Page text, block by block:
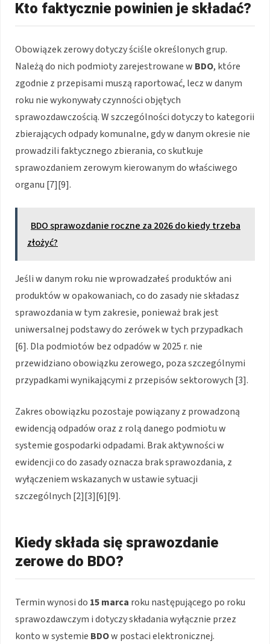
Kto faktycznie powinien je składać?
Obowiązek zerowy dotyczy ściśle określonych grup.
Należą do nich podmioty zarejestrowane w BDO, które
zgodnie z przepisami muszą raportować, lecz w danym
roku nie wykonywały czynności objętych
sprawozdawczością. W szczególności dotyczy to kategorii
zbierających odpady komunalne, gdy w danym okresie nie
prowadzili faktycznego zbierania, co skutkuje
sprawozdaniem zerowym kierowanym do właściwego
organu [7][9].
BDO sprawozdanie roczne za 2026 do kiedy trzeba
złożyć?
Jeśli w danym roku nie wprowadzałeś produktów ani
produktów w opakowaniach, co do zasady nie składasz
sprawozdania w tym zakresie, ponieważ brak jest
uniwersalnej podstawy do zerówek w tych przypadkach
[6]. Dla podmiotów bez odpadów w 2025 r. nie
przewidziano obowiązku zerowego, poza szczególnymi
przypadkami wynikającymi z przepisów sektorowych [3].
Zakres obowiązku pozostaje powiązany z prowadzoną
ewidencją odpadów oraz z rolą danego podmiotu w
systemie gospodarki odpadami. Brak aktywności w
ewidencji co do zasady oznacza brak sprawozdania, z
wyłączeniem wskazanych w ustawie sytuacji
szczególnych [2][3][6][9].
Kiedy składa się sprawozdanie
zerowe do BDO?
Termin wynosi do 15 marca roku następującego po roku
sprawozdawczym i dotyczy składania wyłącznie przez
konto w systemie BDOw postaci elektronicznej.